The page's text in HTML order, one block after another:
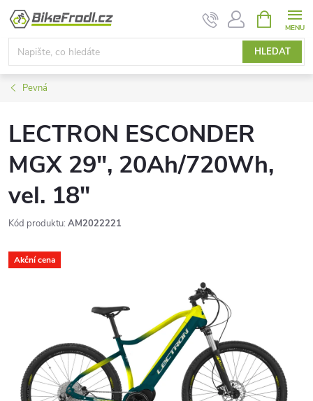
Přejít
obsah
HLEDAT
NÁKUPNÍ
KOŠÍK
Pevná
LECTRON ESCONDER
MGX 29", 20Ah/720Wh,
vel. 18"
Kód produktu: AM2022221
Akční cena